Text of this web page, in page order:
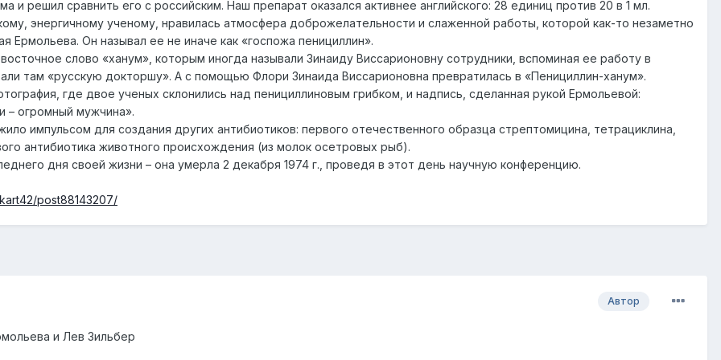
и решил сравнить его с российским. Наш препарат оказался активнее английского: 28 единиц против 20 в 1 мл.
энергичному ученому, нравилась атмосфера доброжелательности и слаженной работы, которой как-то незаметно
Ермольева. Он называл ее не иначе как «госпожа пенициллин».
слово «ханум», которым иногда называли Зинаиду Виссарионовну сотрудники, вспоминая ее работу в
там «русскую докторшу». А с помощью Флори Зинаида Виссарионовна превратилась в «Пенициллин-ханум».
где двое ученых склонились над пенициллиновым грибком, и надпись, сделанная рукой Ермольевой:
– огромный мужчина».
импульсом для создания других антибиотиков: первого отечественного образца стрептомицина, тетрациклина,
антибиотика животного происхождения (из молок осетровых рыб).
дня своей жизни – она умерла 2 декабря 1974 г., проведя в этот день научную конференцию.
post88143207/
Автор
и Лев Зильбер